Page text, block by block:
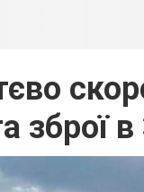
зброї